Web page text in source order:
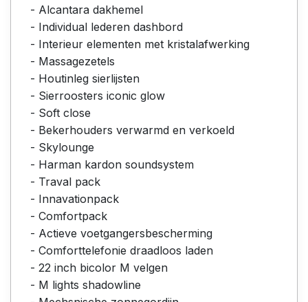
- Alcantara dakhemel
- Individual lederen dashbord
- Interieur elementen met kristalafwerking
- Massagezetels
- Houtinleg sierlijsten
- Sierroosters iconic glow
- Soft close
- Bekerhouders verwarmd en verkoeld
- Skylounge
- Harman kardon soundsystem
- Traval pack
- Innavationpack
- Comfortpack
- Actieve voetgangersbescherming
- Comforttelefonie draadloos laden
- 22 inch bicolor M velgen
- M lights shadowline